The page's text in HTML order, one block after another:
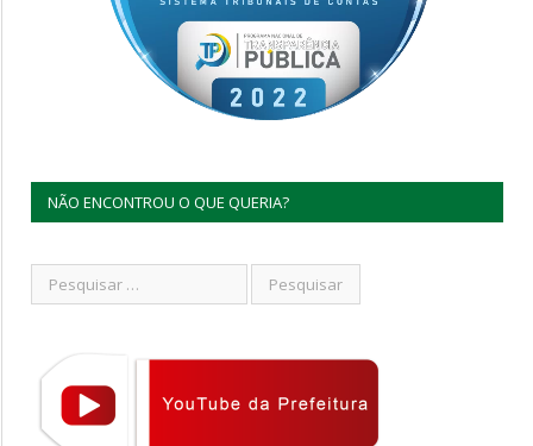
NÃO ENCONTROU O QUE QUERIA?